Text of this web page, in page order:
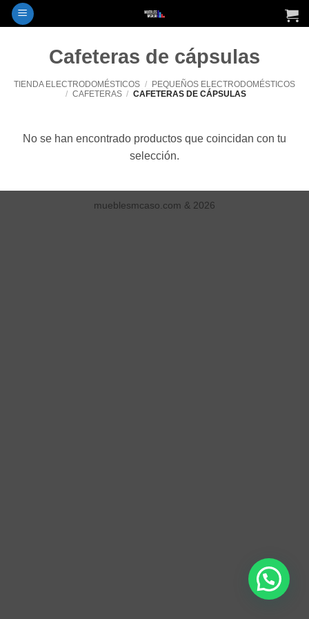
Saltar
al
Cafeteras de cápsulas
TIENDA ELECTRODOMÉSTICOS /
PEQUEÑOS ELECTRODOMÉSTICOS
/ CAFETERAS / CAFETERAS DE CÁPSULAS
No se han encontrado productos que coincidan con tu
selección.
mueblesmcaso.com & 2026